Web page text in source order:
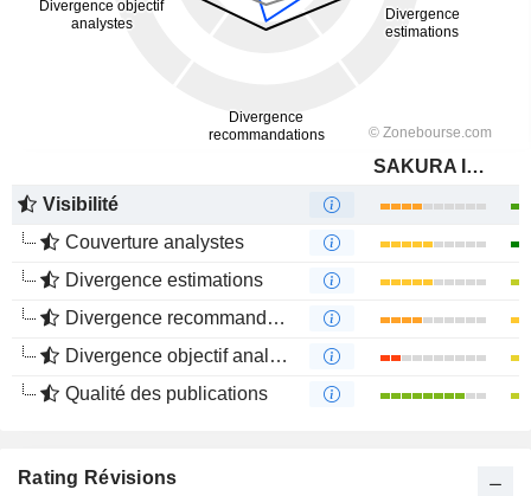
SAKURA Internet Inc.
Visibilité
Couverture analystes
Divergence estimations
Divergence recommandations analystes
Divergence objectif analystes
Qualité des publications
Rating Révisions